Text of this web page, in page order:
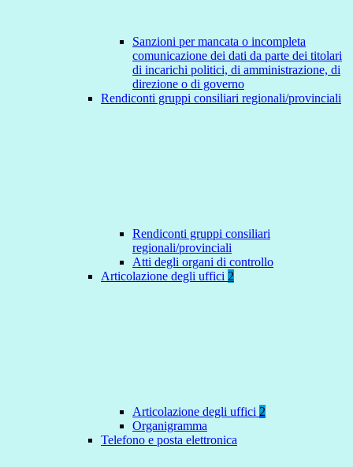
Sanzioni per mancata o incompleta
comunicazione dei dati da parte dei titolari
di incarichi politici, di amministrazione, di
direzione o di governo
Rendiconti gruppi consiliari regionali/provinciali
Rendiconti gruppi consiliari
regionali/provinciali
Atti degli organi di controllo
Articolazione degli uffici 2
Articolazione degli uffici 2
Organigramma
Telefono e posta elettronica